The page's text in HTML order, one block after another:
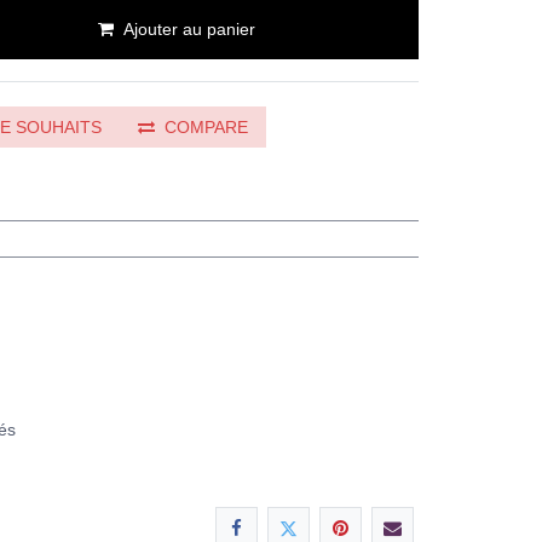
Ajouter au panier
SOUHAITS COMPARE